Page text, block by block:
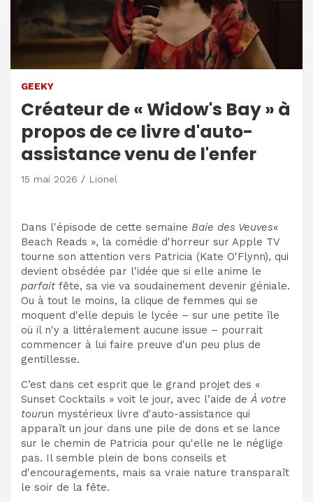
GEEKY
Créateur de « Widow's Bay » à
propos de ce livre d'auto-
assistance venu de l'enfer
15 mai 2026 Lionel
Dans l'épisode de cette semaine Baie des Veuves«
Beach Reads », la comédie d'horreur sur Apple TV
tourne son attention vers Patricia (Kate O'Flynn), qui
devient obsédée par l'idée que si elle anime le
parfaitfête, sa vie va soudainement devenir géniale.
Ou à tout le moins, la clique de femmes qui se
moquent d'elle depuis le lycée – sur une petite île
où il n'y a littéralement aucune issue – pourrait
commencer à lui faire preuve d'un peu plus de
gentillesse.
C’est dans cet esprit que le grand projet des «
Sunset Cocktails » voit le jour, avec l’aide deÀ votre
tourun mystérieux livre d'auto-assistance qui
apparaît un jour dans une pile de dons et se lance
sur le chemin de Patricia pour qu'elle ne le néglige
pas. Il semble plein de bons conseils et
d'encouragements, mais sa vraie nature transparaît
le soir de la fête.